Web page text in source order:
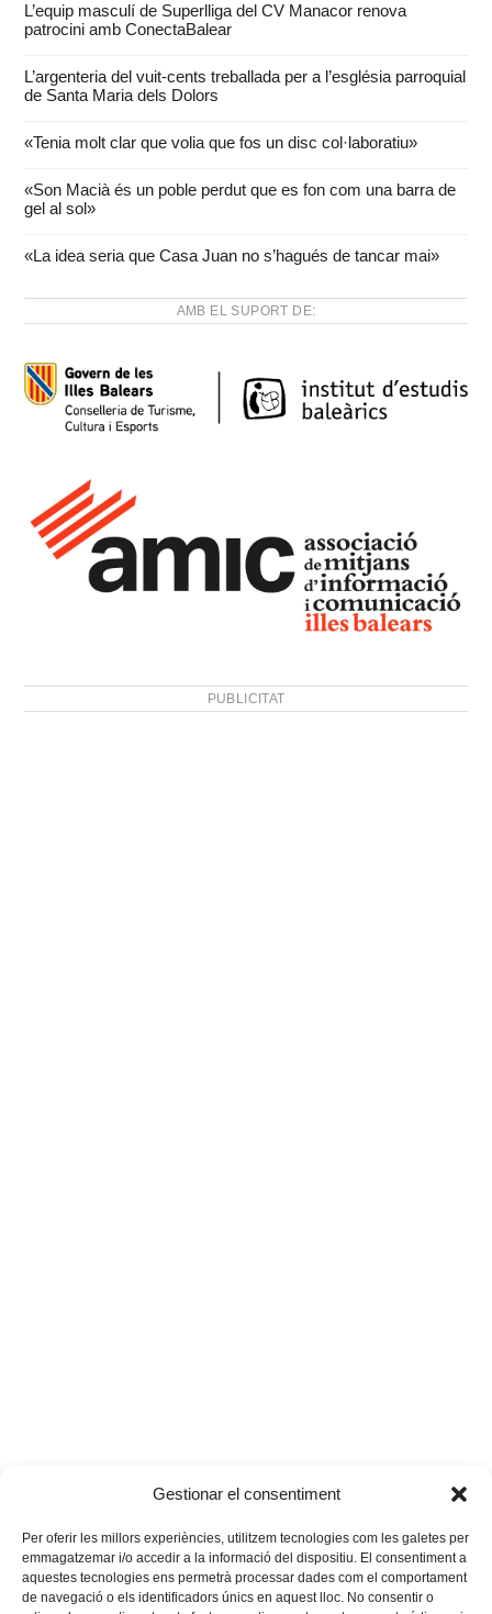
Gestionar el consentiment
Per oferir les millors experiències, utilitzem tecnologies com les galetes per
emmagatzemar i/o accedir a la informació del dispositiu. El consentiment a
aquestes tecnologies ens permetrà processar dades com el comportament
de navegació o els identificadors únics en aquest lloc. No consentir o
L’equip masculí de Superlliga del CV Manacor renova
patrocini amb ConectaBalear
L’argenteria del vuit-cents treballada per a l’església parroquial
de Santa Maria dels Dolors
«Tenia molt clar que volia que fos un disc col·laboratiu»
«Son Macià és un poble perdut que es fon com una barra de
gel al sol»
«La idea seria que Casa Juan no s’hagués de tancar mai»
AMB EL SUPORT DE:
PUBLICITAT